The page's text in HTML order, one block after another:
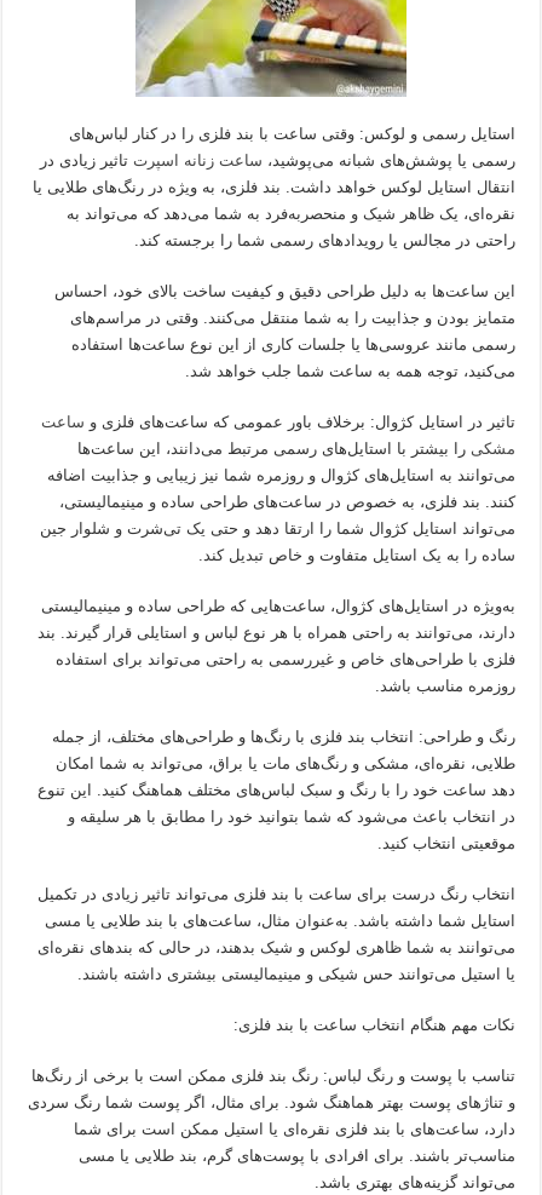
استایل رسمی و لوکس: وقتی ساعت با بند فلزی را در کنار لباس‌های
رسمی یا پوشش‌های شبانه می‌پوشید، ساعت زنانه اسپرت تاثیر زیادی در
انتقال استایل لوکس خواهد داشت. بند فلزی، به ویژه در رنگ‌های طلایی یا
نقره‌ای، یک ظاهر شیک و منحصربه‌فرد به شما می‌دهد که می‌تواند به
راحتی در مجالس یا رویدادهای رسمی شما را برجسته کند.
این ساعت‌ها به دلیل طراحی دقیق و کیفیت ساخت بالای خود، احساس
متمایز بودن و جذابیت را به شما منتقل می‌کنند. وقتی در مراسم‌های
رسمی مانند عروسی‌ها یا جلسات کاری از این نوع ساعت‌ها استفاده
می‌کنید، توجه همه به ساعت شما جلب خواهد شد.
تاثیر در استایل کژوال: برخلاف باور عمومی که ساعت‌های فلزی و ساعت
مشکی را بیشتر با استایل‌های رسمی مرتبط می‌دانند، این ساعت‌ها
می‌توانند به استایل‌های کژوال و روزمره شما نیز زیبایی و جذابیت اضافه
کنند. بند فلزی، به خصوص در ساعت‌های طراحی ساده و مینیمالیستی،
می‌تواند استایل کژوال شما را ارتقا دهد و حتی یک تی‌شرت و شلوار جین
ساده را به یک استایل متفاوت و خاص تبدیل کند.
به‌ویژه در استایل‌های کژوال، ساعت‌هایی که طراحی ساده و مینیمالیستی
دارند، می‌توانند به راحتی همراه با هر نوع لباس و استایلی قرار گیرند. بند
فلزی با طراحی‌های خاص و غیررسمی به راحتی می‌تواند برای استفاده
روزمره مناسب باشد.
رنگ و طراحی: انتخاب بند فلزی با رنگ‌ها و طراحی‌های مختلف، از جمله
طلایی، نقره‌ای، مشکی و رنگ‌های مات یا براق، می‌تواند به شما امکان
دهد ساعت خود را با رنگ و سبک لباس‌های مختلف هماهنگ کنید. این تنوع
در انتخاب باعث می‌شود که شما بتوانید خود را مطابق با هر سلیقه و
موقعیتی انتخاب کنید.
انتخاب رنگ درست برای ساعت با بند فلزی می‌تواند تاثیر زیادی در تکمیل
استایل شما داشته باشد. به‌عنوان مثال، ساعت‌های با بند طلایی یا مسی
می‌توانند به شما ظاهری لوکس و شیک بدهند، در حالی که بندهای نقره‌ای
یا استیل می‌توانند حس شیکی و مینیمالیستی بیشتری داشته باشند.
نکات مهم هنگام انتخاب ساعت با بند فلزی:
تناسب با پوست و رنگ لباس: رنگ بند فلزی ممکن است با برخی از رنگ‌ها
و تناژهای پوست بهتر هماهنگ شود. برای مثال، اگر پوست شما رنگ سردی
دارد، ساعت‌های با بند فلزی نقره‌ای یا استیل ممکن است برای شما
مناسب‌تر باشند. برای افرادی با پوست‌های گرم، بند طلایی یا مسی
می‌تواند گزینه‌های بهتری باشد.